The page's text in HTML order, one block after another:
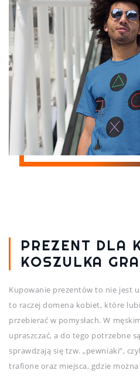
PREZENT DLA
KOSZULKA
Kupowanie prezentów to nie jest
to raczej domena kobiet, które
przebierać w pomysłach. W
upraszczać, a do tego potrzebne
sprawdzają się tzw. „pewniaki”,
trafione oraz miejsca, gdzie